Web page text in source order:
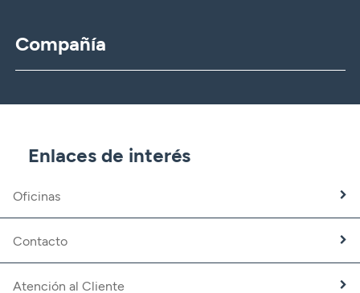
Compañía
CBNK Gestión de Activos
Banca Partner
Trabaja con nosotros
Fundación CBNK
Enlaces de interés
Oficinas
Contacto
Atención al Cliente